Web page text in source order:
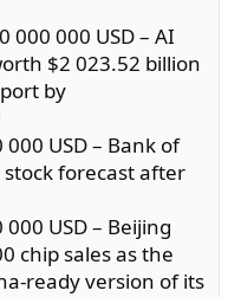
000 000 USD – AI
$2 023.52 billion
by
USD – Bank of
forecast after
USD – Beijing
chip sales as the
ready version of its